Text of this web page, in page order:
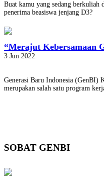
Buat kamu yang sedang berkuliah
penerima beasiswa jenjang D3?
“Merajut Kebersamaan
3 Jun 2022
Generasi Baru Indonesia (GenBI)
merupakan salah satu program
SOBAT GENBI